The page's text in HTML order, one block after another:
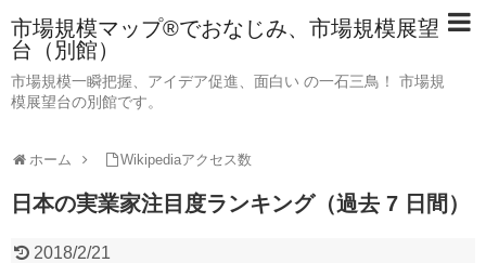
市場規模マップ®でおなじみ、市場規模展望
台（別館）
市場規模一瞬把握、アイデア促進、面白い の一石三鳥！ 市場規
模展望台の別館です。
ホーム Wikipediaアクセス数
日本の実業家注目度ランキング（過去 7 日間）
2018/2/21